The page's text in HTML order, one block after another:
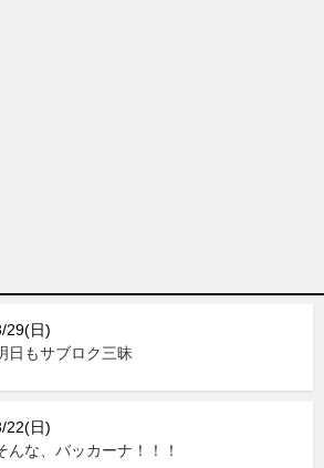
29(日)
日もサブロク三昧
22(日)
んな、バッカーナ！！！